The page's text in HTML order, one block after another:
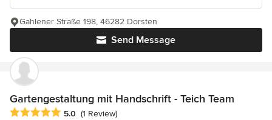
Send Message
Gahlener Straße 198, 46282 Dorsten
Gartengestaltung mit Handschrift - Teich Team
Average rating: 5 out of 5 stars
5.0 (1 Review)